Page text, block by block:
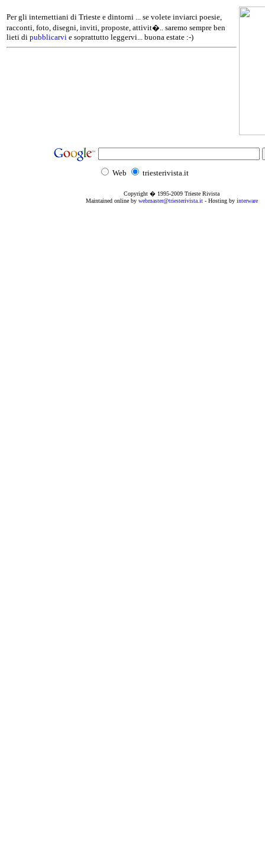
Per gli internettiani di Trieste e dintorni ... se volete inviarci poesie,
racconti, foto, disegni, inviti, proposte, attivit�.. saremo sempre ben
lieti di pubblicarvi e soprattutto leggervi... buona estate :-)
Web triesterivista.it
Copyright � 1995-2009 Trieste Rivista
Maintained online by webmaster@triesterivista.it- Hosting by interware